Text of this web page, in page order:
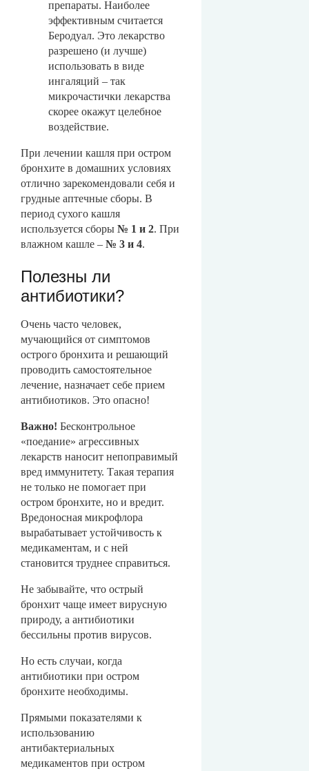
препараты. Наиболее
эффективным считается
Беродуал. Это лекарство
разрешено (и лучше)
использовать в виде
ингаляций – так
микрочастички лекарства
скорее окажут целебное
воздействие.
При лечении кашля при остром
бронхите в домашних условиях
отлично зарекомендовали себя и
грудные аптечные сборы. В
период сухого кашля
используется сборы № 1 и 2. При
влажном кашле – № 3 и 4.
Полезны ли
антибиотики?
Очень часто человек,
мучающийся от симптомов
острого бронхита и решающий
проводить самостоятельное
лечение, назначает себе прием
антибиотиков. Это опасно!
Важно! Бесконтрольное
«поедание» агрессивных
лекарств наносит непоправимый
вред иммунитету. Такая терапия
не только не помогает при
остром бронхите, но и вредит.
Вредоносная микрофлора
вырабатывает устойчивость к
медикаментам, и с ней
становится труднее справиться.
Не забывайте, что острый
бронхит чаще имеет вирусную
природу, а антибиотики
бессильны против вирусов.
Но есть случаи, когда
антибиотики при остром
бронхите необходимы.
Прямыми показателями к
использованию
антибактериальных
медикаментов при остром